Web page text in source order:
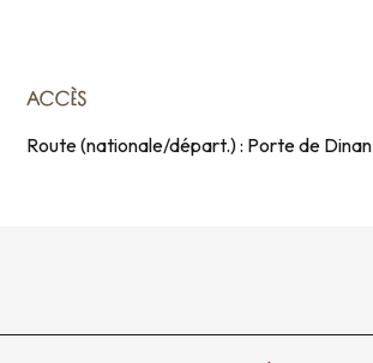
ACCÈS
ACCÈS
Route (nationale/départ.) : Porte de Dinan